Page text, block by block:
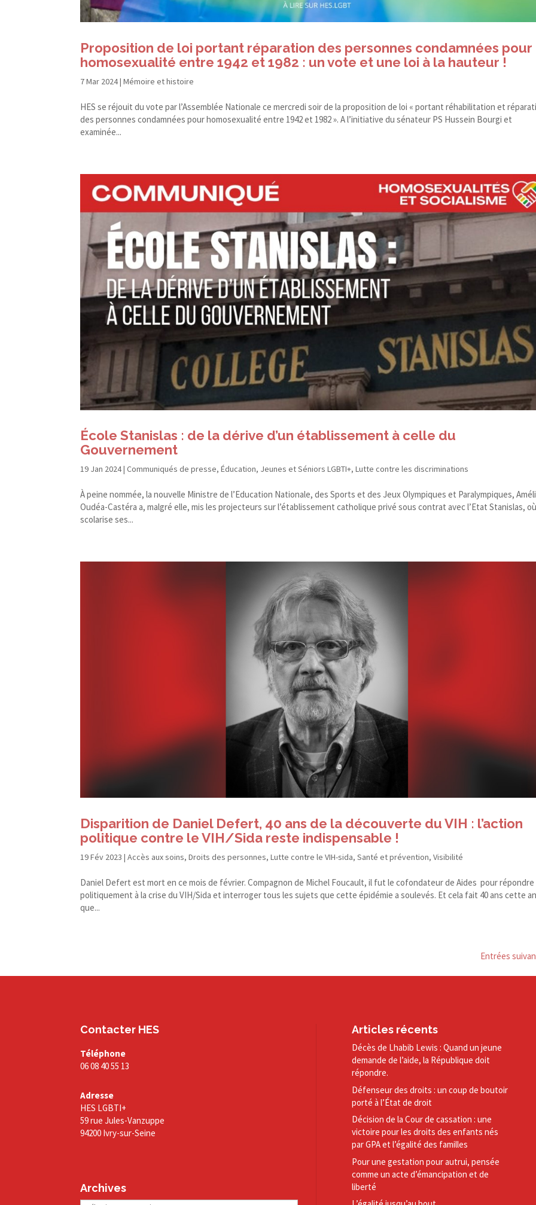
Proposition de loi portant réparation des personnes condamnées pour
homosexualité entre 1942 et 1982 : un vote et une loi à la hauteur !
7 Mar 2024|Mémoire et histoire
HES se réjouit du vote par l’Assemblée Nationale ce mercredi soir de la proposition de loi « portant réhabilitation et
des personnes condamnées pour homosexualité entre 1942 et 1982 ». A l’initiative du sénateur PS Hussein Bourgi et
examinée...
École Stanislas : de la dérive d’un établissement à celle du
Gouvernement
19 Jan 2024|Communiqués de presse,Éducation, Jeunes et Séniors LGBTI+,Lutte contre les discriminations
À peine nommée, la nouvelle Ministre de l’Education Nationale, des Sports et des Jeux Olympiques et Paralympiques,
Oudéa-​Castéra a, malgré elle, mis les projecteurs sur l’établissement catholique privé sous contrat avec l’Etat Stanislas,
scolarise ses...
Disparition de Daniel Defert, 40 ans de la découverte du VIH : l’action
politique contre le VIH/​Sida reste indispensable !
19 Fév 2023 |Accès aux soins,Droits des personnes,Lutte contre le VIH-sida,Santé et prévention,Visibilité
Daniel Defert est mort en ce mois de février. Compagnon de Michel Foucault, il fut le cofondateur de Aides pour répondre
politiquement à la crise du VIH/​Sida et interroger tous les sujets que cette épidémie a soulevés. Et cela fait 40 ans cette
que...
Entrées
Contacter HES
Téléphone
06 08 40 55 13
Adresse
HES LGBTI+
59 rue Jules-Vanzuppe
94200 Ivry-sur-Seine
Archives
Articles récents
Décès de Lhabib Lewis : Quand un jeune
demande de l’aide, la République doit
répondre.
Défenseur des droits : un coup de boutoir
porté à l’État de droit
Décision de la Cour de cassation : une
victoire pour les droits des enfants nés
par GPA et l’égalité des familles
Pour une gestation pour autrui, pensée
comme un acte d’émancipation et de
liberté